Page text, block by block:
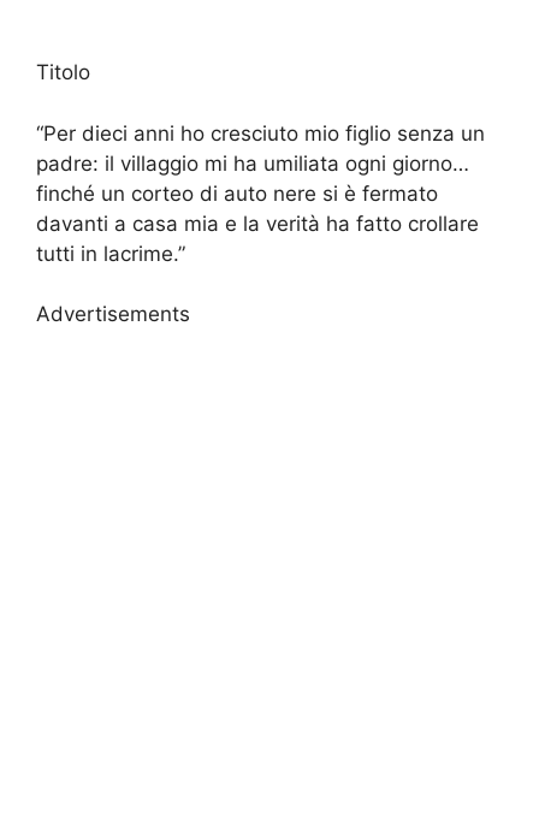
Titolo
“Per dieci anni ho cresciuto mio figlio senza un
padre: il villaggio mi ha umiliata ogni giorno…
finché un corteo di auto nere si è fermato
davanti a casa mia e la verità ha fatto crollare
tutti in lacrime.”
Advertisements